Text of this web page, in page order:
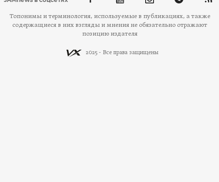
Топонимы и терминология, используемые в публикациях, а также
содержащиеся в них взгляды и мнения не обязательно отражают
позицию издателя
2025 - Все права защищены